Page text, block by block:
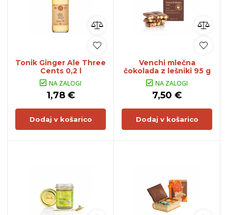
Tonik Ginger Ale Three
Cents 0,2 l
NA ZALOGI
1,78 €
Dodaj v košarico
Venchi mlečna
čokolada z lešniki 95 g
NA ZALOGI
7,50 €
Dodaj v košarico